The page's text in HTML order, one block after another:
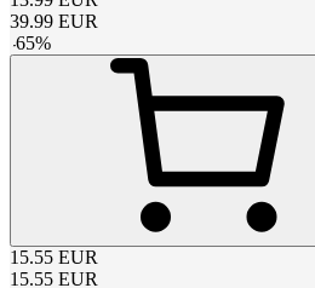
39.99 EUR
-65%
15.55 EUR
15.55 EUR